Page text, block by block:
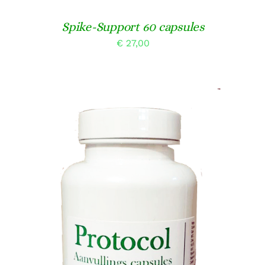
Spike-Support 60 capsules
€ 27,00
TOEVOEGEN AAN WINKELWAGEN